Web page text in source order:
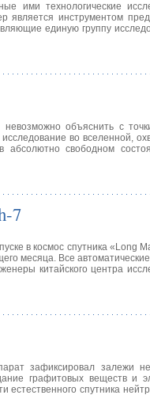
ими технологические
инструментом
единую группу
невозможно объяснить с
во вселенной,
абсолютно свободном
7
в космос спутника «Long
месяца. Все
китайского центра
зафиксировал залежи
графитовых веществ и
спутника